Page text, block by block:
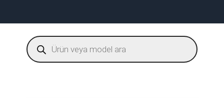
Products
search